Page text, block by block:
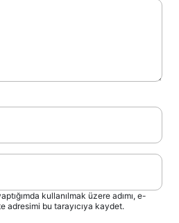
kullanılmak üzere adımı, e-
adresimi bu tarayıcıya kaydet.